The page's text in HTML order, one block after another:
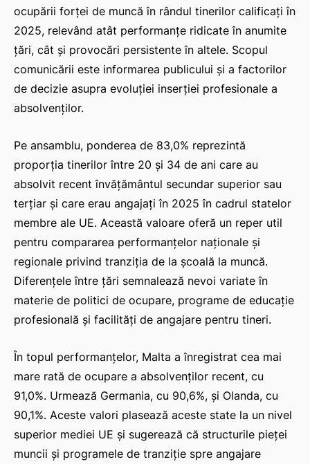
ocupării forței de muncă în rândul tinerilor calificați în
2025, relevând atât performanțe ridicate în anumite
țări, cât și provocări persistente în altele. Scopul
comunicării este informarea publicului și a factorilor
de decizie asupra evoluției inserției profesionale a
absolvenților.
Pe ansamblu, ponderea de 83,0% reprezintă
proporția tinerilor între 20 și 34 de ani care au
absolvit recent învățământul secundar superior sau
terțiar și care erau angajați în 2025 în cadrul statelor
membre ale UE. Această valoare oferă un reper util
pentru compararea performanțelor naționale și
regionale privind tranziția de la școală la muncă.
Diferențele între țări semnalează nevoi variate în
materie de politici de ocupare, programe de educație
profesională și facilități de angajare pentru tineri.
În topul performanțelor, Malta a înregistrat cea mai
mare rată de ocupare a absolvenților recent, cu
91,0%. Urmează Germania, cu 90,6%, și Olanda, cu
90,1%. Aceste valori plasează aceste state la un nivel
superior mediei UE și sugerează că structurile pieței
muncii și programele de tranziție spre angajare